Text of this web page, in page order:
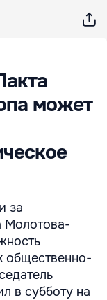
может
за
Молотова-
общественно-
в субботу на